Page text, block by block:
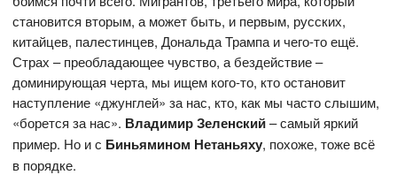
становится вторым, а может быть, и первым, русских,
китайцев, палестинцев, Дональда Трампа и чего-то ещё.
Страх – преобладающее чувство, а бездействие –
доминирующая черта, мы ищем кого-то, кто остановит
наступление «джунглей» за нас, кто, как мы часто слышим,
«борется за нас». Владимир Зеленский– самый яркий
пример. Но и с Биньямином Нетаньяху, похоже, тоже всё
в порядке.